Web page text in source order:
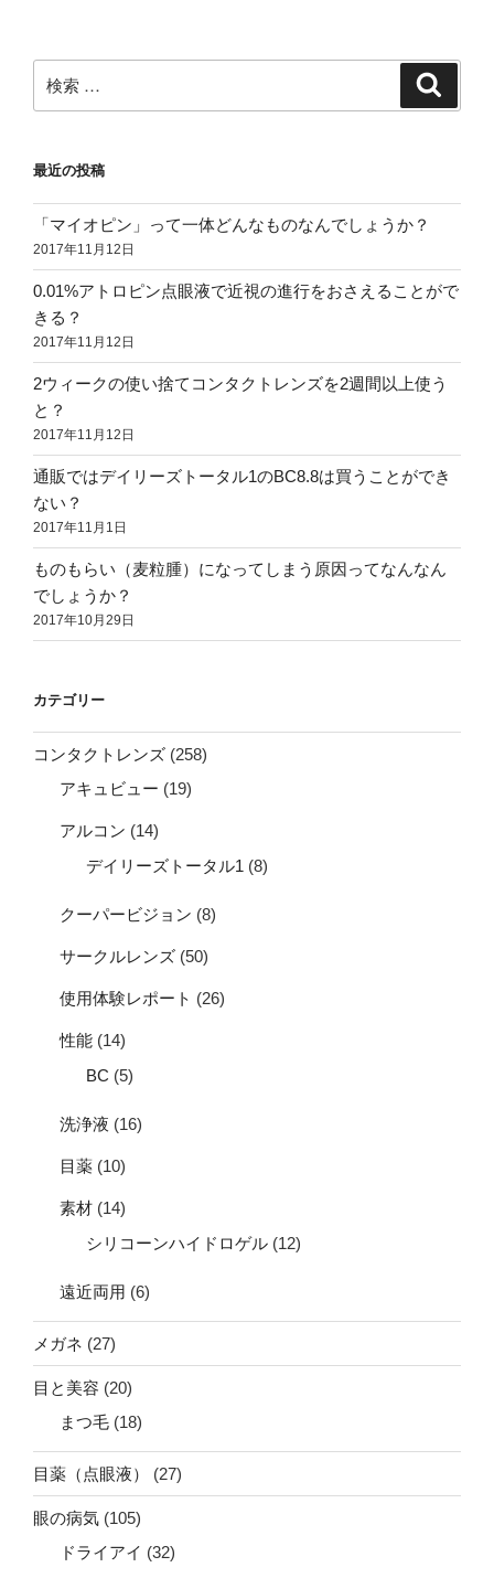
検
索:
最近の投稿
「マイオピン」って一体どんなものなんでしょうか？
2017年11月12日
0.01%アトロピン点眼液で近視の進行をおさえることがで
きる？
2017年11月12日
2ウィークの使い捨てコンタクトレンズを2週間以上使う
と？
2017年11月12日
通販ではデイリーズトータル1のBC8.8は買うことができ
ない？
2017年11月1日
ものもらい（麦粒腫）になってしまう原因ってなんなん
でしょうか？
2017年10月29日
カテゴリー
コンタクトレンズ (258)
アキュビュー (19)
アルコン (14)
デイリーズトータル1 (8)
クーパービジョン (8)
サークルレンズ (50)
使用体験レポート (26)
性能 (14)
BC (5)
洗浄液 (16)
目薬 (10)
素材 (14)
シリコーンハイドロゲル (12)
遠近両用 (6)
メガネ (27)
目と美容 (20)
まつ毛 (18)
目薬（点眼液） (27)
眼の病気 (105)
ドライアイ (32)